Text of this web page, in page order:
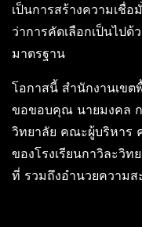
เป็นการสร้างความเชื่
ว่าการคัดเลือกเป็นไป
มาตรฐาน
โอกาสนี้ สำนักงานเข
ขอขอบคุณ นายมงคล ก
วิทยาลัย คณะผู้บริหาร
ของโรงเรียนกาวิละวิ
ที่ รวมถึงอำนวยความส